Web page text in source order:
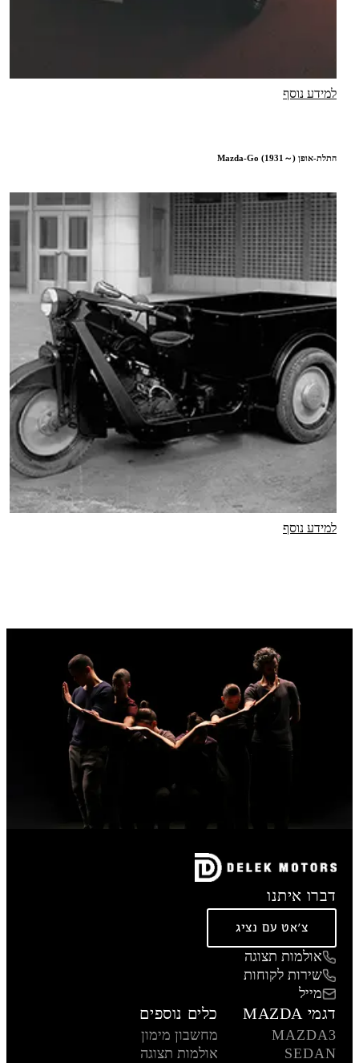
למידע נוסף
התלת-אופן Mazda-Go (1931～)
למידע נוסף
דברו איתנו
צ'אט עם נציג
אולמות תצוגה
שירות לקוחות
מייל
דגמי MAZDA
MAZDA3
SEDAN
כלים נוספים
מחשבון מימון
אולמות תצוגה